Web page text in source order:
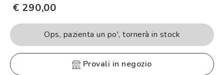
€ 290,00
Ops, pazienta un po', tornerà in stock
provali in negozio